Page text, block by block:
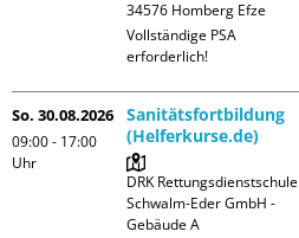
Vollständige PSA
erforderlich!
So. 30.08.2026
09:00 - 17:00
Uhr
Sanitätsfortbildung
(Helferkurse.de)
DRK Rettungsdienstschule
Schwalm-Eder GmbH -
Gebäude A